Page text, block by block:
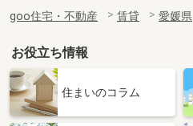
goo住宅・不動産 賃貸 愛媛県
お役立ち情報
住まいのコラム